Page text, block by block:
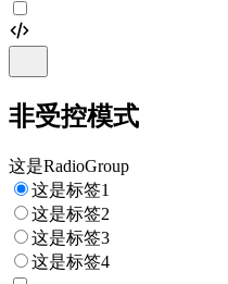
非受控模式
这是RadioGroup
这是标签1
这是标签2
这是标签3
这是标签4